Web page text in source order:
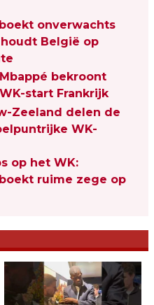
onverwachts
België op
bekroont
start Frankrijk
Zeeland delen de
WK-
op het WK:
ruime zege op